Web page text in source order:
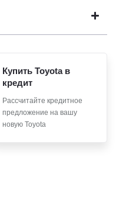
Купить Toyota в
кредит
Рассчитайте кредитное
предложение на вашу
новую Toyota